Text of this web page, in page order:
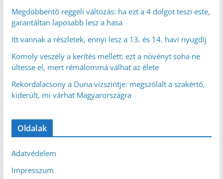
Megdöbbentő reggeli változás: ha ezt a 4 dolgot teszi este,
garantáltan laposabb lesz a hasa
Itt vannak a részletek, ennyi lesz a 13. és 14. havi nyugdíj
Komoly veszély a kerítés mellett: ezt a növényt soha ne
ültesse el, mert rémálommá válhat az élete
Rekordalacsony a Duna vízszintje: megszólalt a szakértő,
kiderült, mi várhat Magyarországra
Oldalak
Adatvédelem
Impresszum